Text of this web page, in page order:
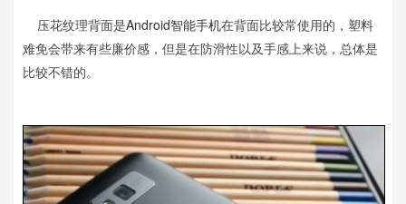
压花纹理背面是Android智能手机在背面比较常使用的，塑料
难免会带来有些廉价感，但是在防滑性以及手感上来说，总体是
比较不错的。